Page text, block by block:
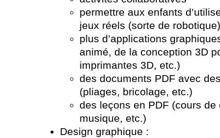
permettre aux enfants
jeux réels (sorte de robotique)
plus d’applications
animé, de la conception 3D
imprimantes 3D, etc.)
des documents PDF avec
(pliages, bricolage, etc.)
des leçons en PDF (cours
musique, etc.)
Design graphique :